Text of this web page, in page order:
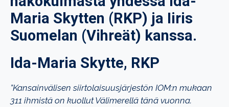
Maria Skytten (RKP) ja Iiris
Suomelan (Vihreät) kanssa.
Ida-Maria Skytte, RKP
”Kansainvälisen siirtolaisuusjärjestön IOM:n mukaan
311 ihmistä on kuollut Välimerellä tänä vuonna.